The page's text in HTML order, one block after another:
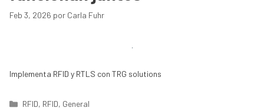
Feb 3, 2026 por Carla Fuhr
Implementa RFID y RTLS con TRG solutions
Categorías
RFID, RFID, General